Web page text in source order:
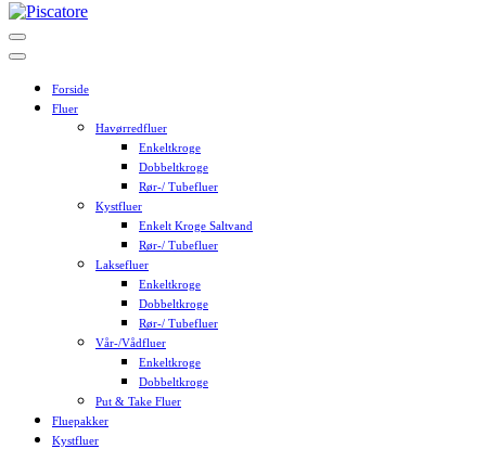
Skip
to
content
Forside
Fluer
Havørredfluer
Enkeltkroge
Dobbeltkroge
Rør-/ Tubefluer
Kystfluer
Enkelt Kroge Saltvand
Rør-/ Tubefluer
Laksefluer
Enkeltkroge
Dobbeltkroge
Rør-/ Tubefluer
Vår-/Vådfluer
Enkeltkroge
Dobbeltkroge
Put & Take Fluer
Fluepakker
Kystfluer